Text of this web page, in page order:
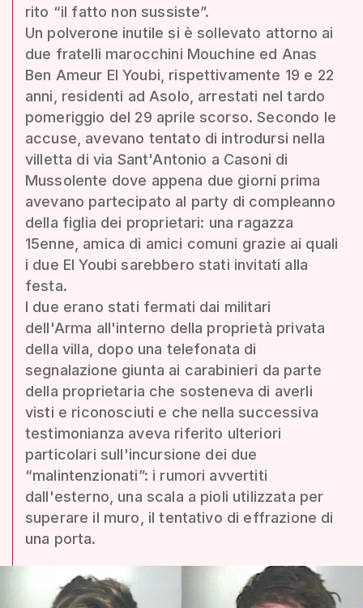
rito “il fatto non sussiste”.
Un polverone inutile si è sollevato attorno ai
due fratelli marocchini Mouchine ed Anas
Ben Ameur El Youbi, rispettivamente 19 e 22
anni, residenti ad Asolo, arrestati nel tardo
pomeriggio del 29 aprile scorso. Secondo le
accuse, avevano tentato di introdursi nella
villetta di via Sant'Antonio a Casoni di
Mussolente dove appena due giorni prima
avevano partecipato al party di compleanno
della figlia dei proprietari: una ragazza
15enne, amica di amici comuni grazie ai quali
i due El Youbi sarebbero stati invitati alla
festa.
I due erano stati fermati dai militari
dell'Arma all'interno della proprietà privata
della villa, dopo una telefonata di
segnalazione giunta ai carabinieri da parte
della proprietaria che sosteneva di averli
visti e riconosciuti e che nella successiva
testimonianza aveva riferito ulteriori
particolari sull'incursione dei due
“malintenzionati”: i rumori avvertiti
dall'esterno, una scala a pioli utilizzata per
superare il muro, il tentativo di effrazione di
una porta.